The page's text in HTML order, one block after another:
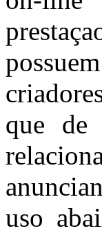
que de
uso